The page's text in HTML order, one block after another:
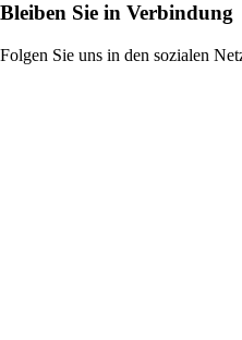
Bleiben Sie in Verbindung
Folgen Sie uns in den sozialen